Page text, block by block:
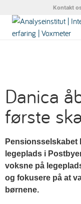
Kontakt
Danica
første
legeplads i
voksne på
og fokusere på at
børnene.